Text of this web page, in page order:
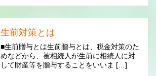
生前対策とは
■生前贈与とは生前贈与とは、税金対策のた
めなどから、被相続人が生前に相続人に対
して財産等を贈与することをいいま […]